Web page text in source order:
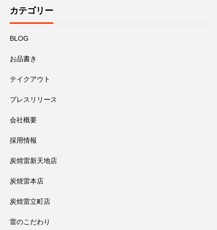
カテゴリー
BLOG
お品書き
テイクアウト
プレスリリース
会社概要
採用情報
炭焼雷新天地店
炭焼雷本店
炭焼雷立町店
雷のこだわり